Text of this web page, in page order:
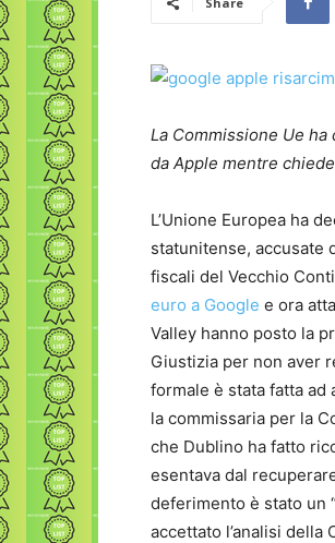
La Commissione Ue
da Apple mentre
L’Unione Europea ha
statunitense, accusate
fiscali del Vecchio
euro a Google e ora
Valley hanno posto la
Giustizia per non aver
formale è stata fatta ad
la commissaria per la
che Dublino ha fatto
esentava dal
deferimento è stato un
accettato l’analisi